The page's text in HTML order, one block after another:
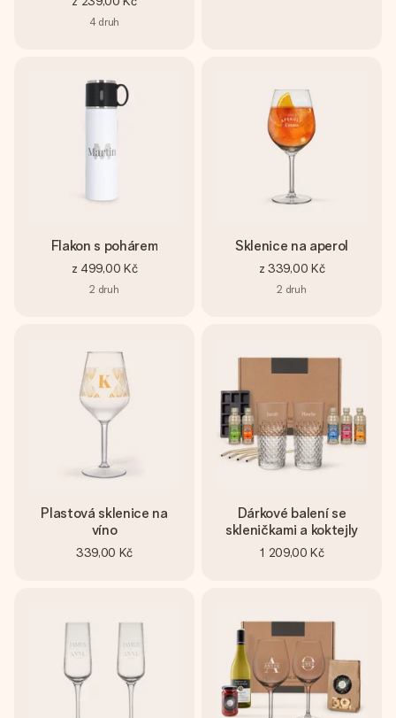
4 druh
Flakon s pohárem
z 499,00 Kč
2 druh
Sklenice na aperol
z 339,00 Kč
2 druh
Plastová sklenice na
víno
339,00 Kč
Dárkové balení se
skleničkami a koktejly
1 209,00 Kč